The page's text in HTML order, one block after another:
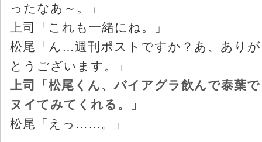
ったなあ～。」
上司「これも一緒にね。」
松尾「ん…週刊ポストですか？あ、ありが
とうございます。」
上司「松尾くん、バイアグラ飲んで泰葉で
ヌイてみてくれる。」
松尾「えっ……。」